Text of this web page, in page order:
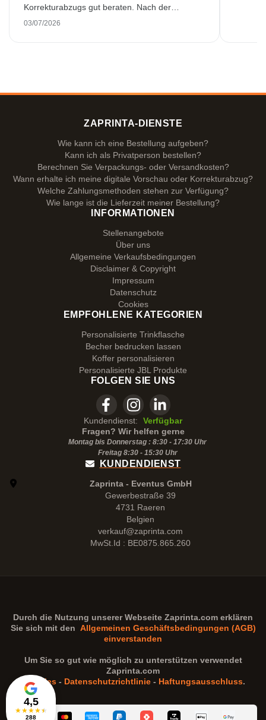
Korrekturabzugs gut beraten. Nach der
Lieferung stellten wir jedoch schnell fest, dass
03/07/2026
4,5
★★★★★
288
ZAPRINTA-DIENSTE
Wie kann ich eine Bestellung aufgeben?
Kann ich als Privatperson bestellen?
Berechnen Sie Verpackungs- oder Versandkosten?
Wann erhalte ich meine digitale Vorschau oder Korrekturabzug?
Welche Zahlungsmethoden stehen zur Verfügung?
Wie lange ist die Lieferzeit meiner Bestellung?
INFORMATIONEN
Stellenangebote
Über uns
Allgemeine Verkaufsbedingungen
Disclaimer & Copyright
Impressum
Datenschutz
Cookies
EMPFOHLENE KATEGORIEN
Personalisierte Trinkflasche
Becher bedrucken lassen
Koffer personalisieren
Personalisierte JBL Produkte
FOLGEN SIE UNS
Kundendienst:
Verfügbar
Fragen? Wir helfen gerne
Montag bis Donnerstag : 8:30 - 17:30 Uhr
Freitag 8:30 - 15:30Uhr
KUNDENDIENST
Zaprinta - Eventus GmbH
Gewerbestraße 39
4731 Raeren
Belgien
verkauf@zaprinta.com
MwSt.Id : BE0875.865.260
Durch die Nutzung unserer Webseite Zaprinta.com erklären
Sie sich mit den Allgemeinen Geschäftsbedingungen (AGB)
einverstanden
Um Sie so gut wie möglich zu unterstützen verwendet
Zaprinta.com
Cookies - Datenschutzrichtlinie - Haftungsausschluss.